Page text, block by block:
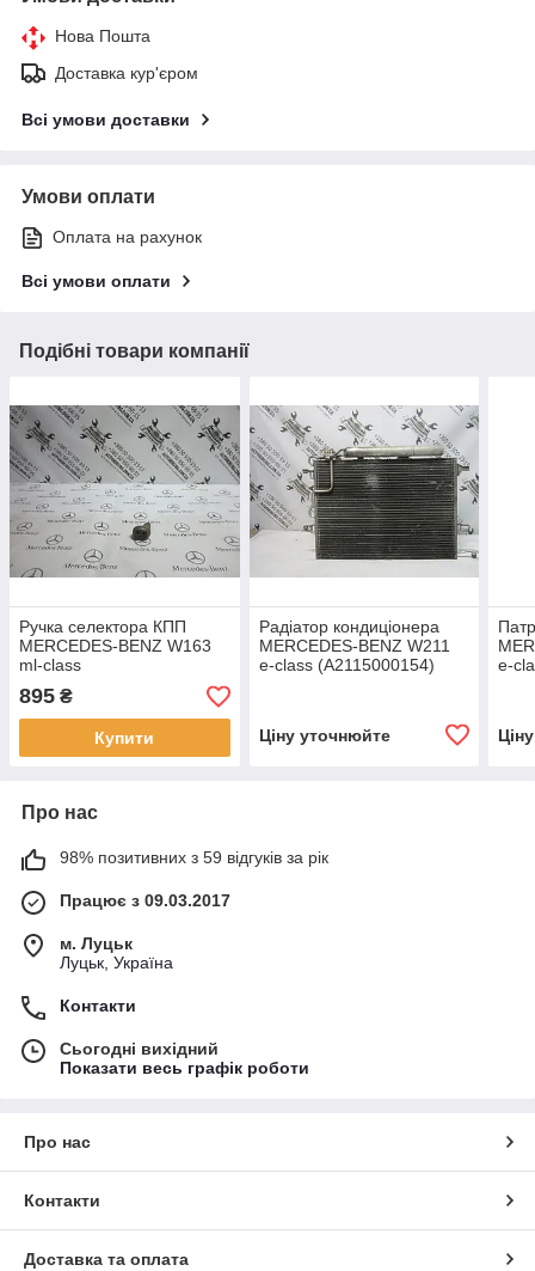
Нова Пошта
Доставка кур'єром
Всі умови доставки
Умови оплати
Оплата на рахунок
Всі умови оплати
Подібні товари компанії
Ручка селектора КПП
MERCEDES-BENZ W163
ml-class
895 ₴
Купити
Радіатор кондиціонера
MERCEDES-BENZ W211
e-class (A2115000154)
Ціну уточнюйте
e-
Про нас
98% позитивних з 59 відгуків за рік
Працює з 09.03.2017
м. Луцьк
Луцьк, Україна
Контакти
Сьогодні вихідний
Показати весь графік роботи
Про нас
Контакти
Доставка та оплата